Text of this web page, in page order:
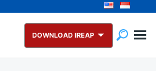
DOWNLOAD IREAP